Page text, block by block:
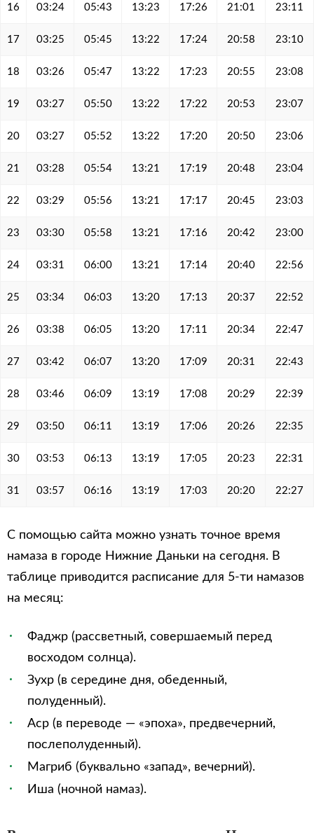
16 03:24 05:43 13:23 17:26 21:01 23:11
17 03:25 05:45 13:22 17:24 20:58 23:10
18 03:26 05:47 13:22 17:23 20:55 23:08
19 03:27 05:50 13:22 17:22 20:53 23:07
20 03:27 05:52 13:22 17:20 20:50 23:06
21 03:28 05:54 13:21 17:19 20:48 23:04
22 03:29 05:56 13:21 17:17 20:45 23:03
23 03:30 05:58 13:21 17:16 20:42 23:00
24 03:31 06:00 13:21 17:14 20:40 22:56
25 03:34 06:03 13:20 17:13 20:37 22:52
26 03:38 06:05 13:20 17:11 20:34 22:47
27 03:42 06:07 13:20 17:09 20:31 22:43
28 03:46 06:09 13:19 17:08 20:29 22:39
29 03:50 06:11 13:19 17:06 20:26 22:35
30 03:53 06:13 13:19 17:05 20:23 22:31
31 03:57 06:16 13:19 17:03 20:20 22:27
С помощью сайта можно узнать точное время
намаза в городе Нижние Даньки на сегодня. В
таблице приводится расписание для 5-ти намазов
на месяц:
Фаджр (рассветный, совершаемый перед
восходом солнца).
Зухр (в середине дня, обеденный,
полуденный).
Аср (в переводе — «эпоха», предвечерний,
послеполуденный).
Магриб (буквально «запад», вечерний).
Иша (ночной намаз).